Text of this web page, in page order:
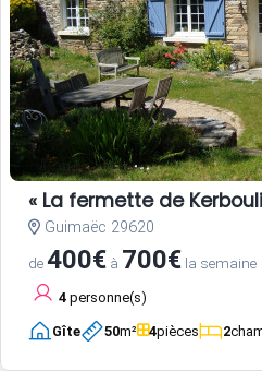
« La fermette de
Guimaëc 29620
de400€ à 700€ la semaine
4 personne(s)
Gîte 50m² 4pièces 2